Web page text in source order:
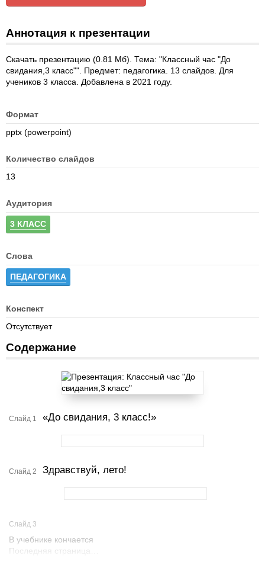
Аннотация к презентации
Скачать презентацию (0.81 Мб). Тема: "Классный час "До
свидания,3 класс"". Предмет: педагогика. 13 слайдов. Для
учеников 3 класса. Добавлена в 2021 году.
Формат
pptx (powerpoint)
Количество слайдов
13
Аудитория
3 КЛАСС
Слова
ПЕДАГОГИКА
Конспект
Отсутствует
Содержание
Слайд 1 «До свидания, 3 класс!»
Слайд 2 Здравствуй, лето!
Слайд 3
В учебнике кончается
Последняя страница…